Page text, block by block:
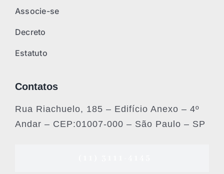
Associe-se
Decreto
Estatuto
Contatos
Rua Riachuelo, 185 – Edifício Anexo – 4º
Andar – CEP:01007-000 – São Paulo – SP